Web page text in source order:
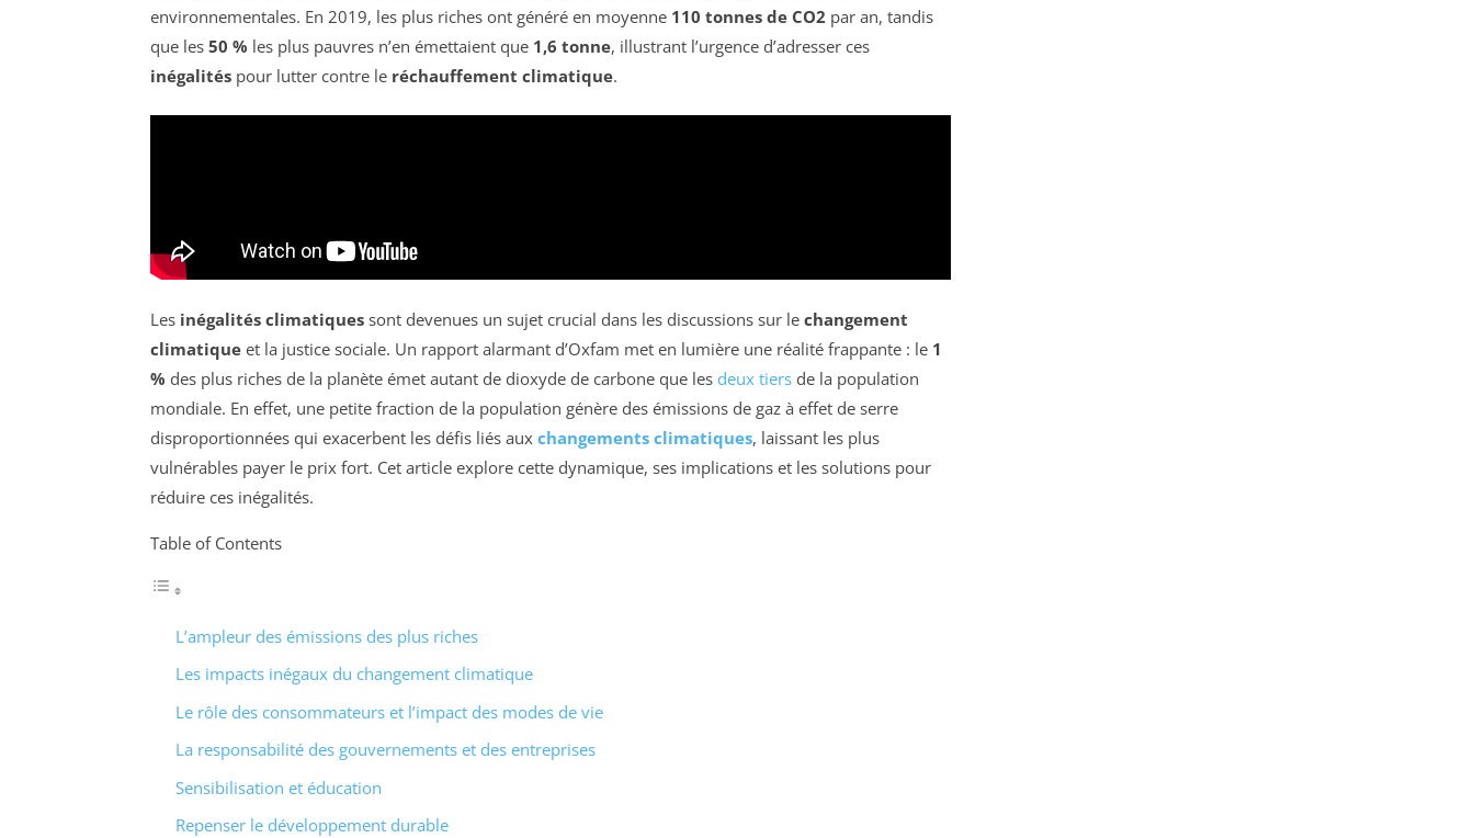
environnementales. En 2019, les plus riches ont généré en moyenne 110 tonnes de CO2 par an, tandis
que les 50 % les plus pauvres n’en émettaient que 1,6 tonne, illustrant l’urgence d’adresser ces
inégalités pour lutter contre le réchauffement climatique.
Les inégalités climatiques sont devenues un sujet crucial dans les discussions sur le changement
climatique et la justice sociale. Un rapport alarmant d’Oxfam met en lumière une réalité frappante : le 1
% des plus riches de la planète émet autant de dioxyde de carbone que les deux tiers de la population
mondiale. En effet, une petite fraction de la population génère des émissions de gaz à effet de serre
disproportionnées qui exacerbent les défis liés aux changements climatiques, laissant les plus
vulnérables payer le prix fort. Cet article explore cette dynamique, ses implications et les solutions pour
réduire ces inégalités.
Table of Contents
L’ampleur des émissions des plus riches
Les impacts inégaux du changement climatique
Le rôle des consommateurs et l’impact des modes de vie
La responsabilité des gouvernements et des entreprises
Sensibilisation et éducation
Repenser le développement durable